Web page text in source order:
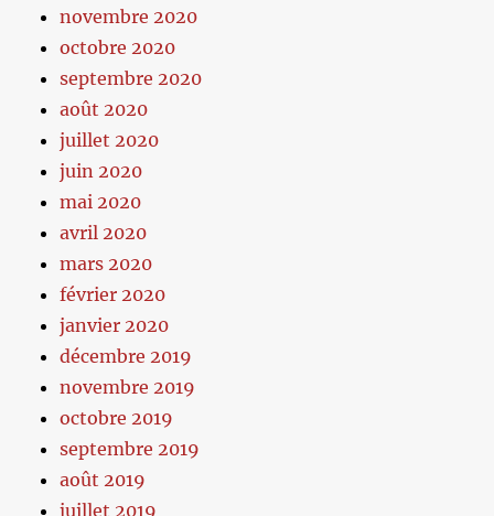
novembre 2020
octobre 2020
septembre 2020
août 2020
juillet 2020
juin 2020
mai 2020
avril 2020
mars 2020
février 2020
janvier 2020
décembre 2019
novembre 2019
octobre 2019
septembre 2019
août 2019
juillet 2019